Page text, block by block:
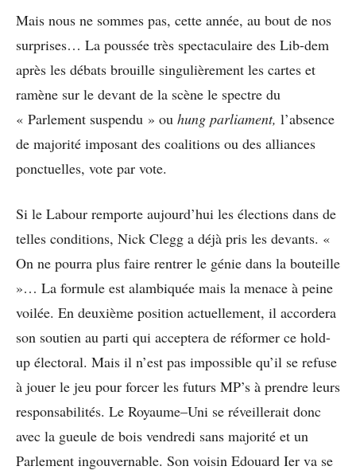
Mais nous ne sommes pas, cette année, au bout de nos
surprises… La poussée très spectaculaire des Lib-dem
après les débats brouille singulièrement les cartes et
ramène sur le devant de la scène le spectre du
« Parlement suspendu » ou hung parliament, l’absence
de majorité imposant des coalitions ou des alliances
ponctuelles, vote par vote.
Si le Labour remporte aujourd’hui les élections dans de
telles conditions, Nick Clegg a déjà pris les devants. «
On ne pourra plus faire rentrer le génie dans la bouteille
»… La formule est alambiquée mais la menace à peine
voilée. En deuxième position actuellement, il accordera
son soutien au parti qui acceptera de réformer ce hold-
up électoral. Mais il n’est pas impossible qu’il se refuse
à jouer le jeu pour forcer les futurs MP’s à prendre leurs
responsabilités. Le Royaume–Uni se réveillerait donc
avec la gueule de bois vendredi sans majorité et un
Parlement ingouvernable. Son voisin Edouard Ier va se